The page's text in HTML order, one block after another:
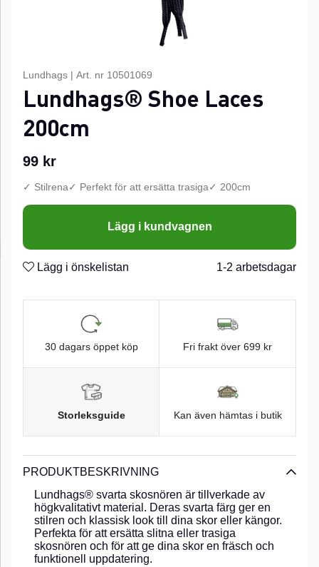
Lundhags | Art. nr 10501069
Lundhags® Shoe Laces
200cm
99 kr
✓ Stilrena✓ Perfekt för att ersätta trasiga✓ 200cm
Lägg i kundvagnen
Lägg i önskelistan 1-2 arbetsdagar
30 dagars öppet köp Fri frakt över 699 kr
Storleksguide Kan även hämtas i butik
PRODUKTBESKRIVNING
Lundhags® svarta skosnören är tillverkade av
högkvalitativt material. Deras svarta färg ger en
stilren och klassisk look till dina skor eller kängor.
Perfekta för att ersätta slitna eller trasiga
skosnören och för att ge dina skor en fräsch och
funktionell uppdatering.